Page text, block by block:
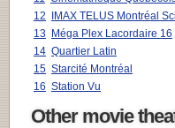
12
IMAX TELUS Montréal
13
Méga Plex Lacordaire 16
14 Quartier Latin
15 Starcité Montréal
16 Station Vu
Other movie